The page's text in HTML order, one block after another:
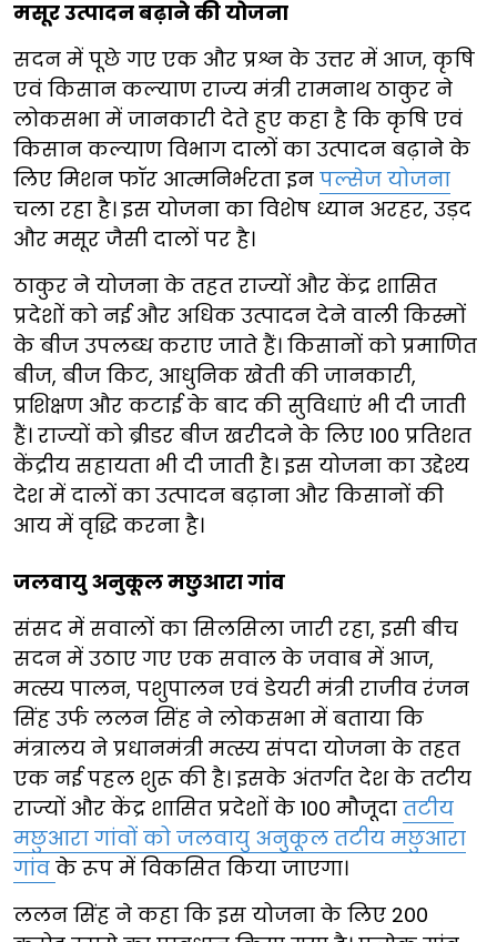
मसूर उत्पादन बढ़ाने की योजना
सदन में पूछे गए एक और प्रश्न के उत्तर में आज, कृषि
एवं किसान कल्याण राज्य मंत्री रामनाथ ठाकुर ने
लोकसभा में जानकारी देते हुए कहा है कि कृषि एवं
किसान कल्याण विभाग दालों का उत्पादन बढ़ाने के
लिए मिशन फॉर आत्मनिर्भरता इन पल्सेज योजना
चला रहा है। इस योजना का विशेष ध्यान अरहर, उड़द
और मसूर जैसी दालों पर है।
ठाकुर ने योजना के तहत राज्यों और केंद्र शासित
प्रदेशों को नई और अधिक उत्पादन देने वाली किस्मों
के बीज उपलब्ध कराए जाते हैं। किसानों को प्रमाणित
बीज, बीज किट, आधुनिक खेती की जानकारी,
प्रशिक्षण और कटाई के बाद की सुविधाएं भी दी जाती
हैं। राज्यों को ब्रीडर बीज खरीदने के लिए 100 प्रतिशत
केंद्रीय सहायता भी दी जाती है। इस योजना का उद्देश्य
देश में दालों का उत्पादन बढ़ाना और किसानों की
आय में वृद्धि करना है।
जलवायु अनुकूल मछुआरा गांव
संसद में सवालों का सिलसिला जारी रहा, इसी बीच
सदन में उठाए गए एक सवाल के जवाब में आज,
मत्स्य पालन, पशुपालन एवं डेयरी मंत्री राजीव रंजन
सिंह उर्फ ललन सिंह ने लोकसभा में बताया कि
मंत्रालय ने प्रधानमंत्री मत्स्य संपदा योजना के तहत
एक नई पहल शुरू की है। इसके अंतर्गत देश के तटीय
राज्यों और केंद्र शासित प्रदेशों के 100 मौजूदा तटीय
मछुआरा गांवों को जलवायु अनुकूल तटीय मछुआरा
गांव के रूप में विकसित किया जाएगा।
ललन सिंह ने कहा कि इस योजना के लिए 200